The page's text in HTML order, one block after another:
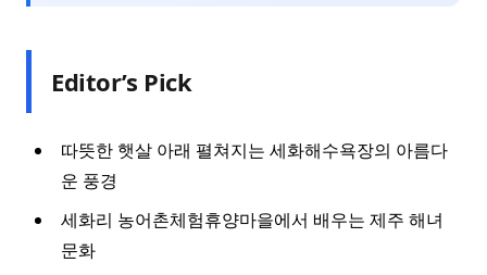
Editor’s Pick
따뜻한 햇살 아래 펼쳐지는 세화해수욕장의 아름다
운 풍경
세화리 농어촌체험휴양마을에서 배우는 제주 해녀
문화